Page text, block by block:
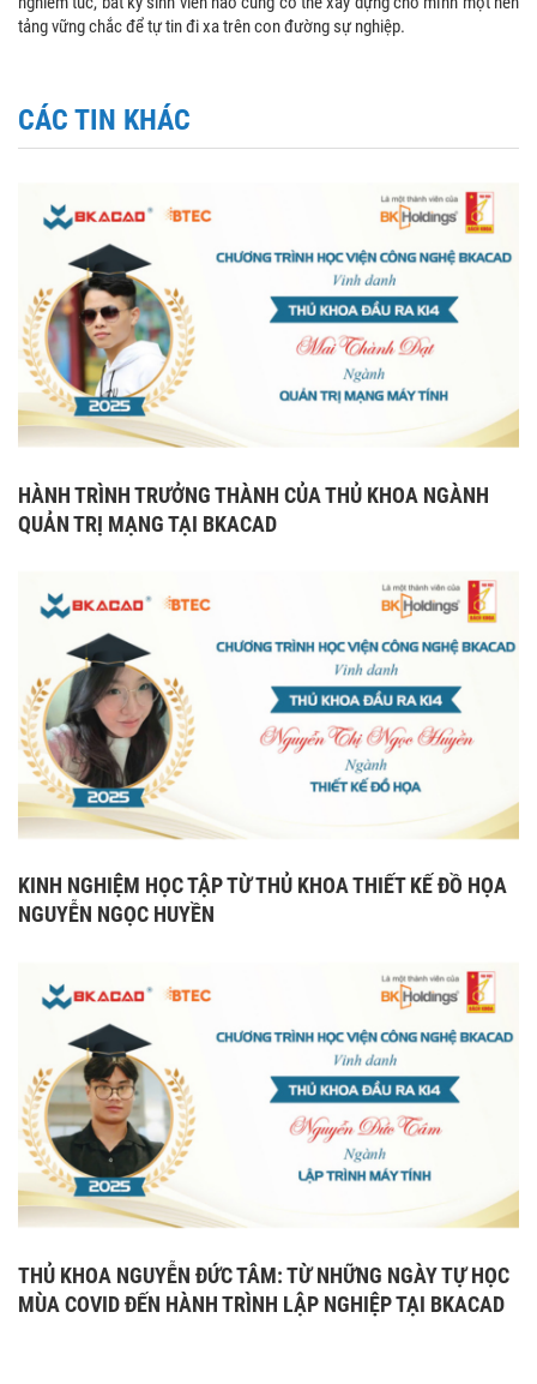
tảng vững chắc để tự tin đi xa trên con đường sự nghiệp.
CÁC TIN KHÁC
HÀNH TRÌNH TRƯỞNG THÀNH CỦA THỦ KHOA NGÀNH
QUẢN TRỊ MẠNG TẠI BKACAD
KINH NGHIỆM HỌC TẬP TỪ THỦ KHOA THIẾT KẾ ĐỒ HỌA
NGUYỄN NGỌC HUYỀN
THỦ KHOA NGUYỄN ĐỨC TÂM: TỪ NHỮNG NGÀY TỰ HỌC
MÙA COVID ĐẾN HÀNH TRÌNH LẬP NGHIỆP TẠI BKACAD